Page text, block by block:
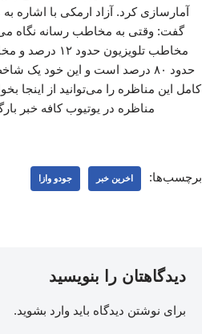
آمارسازی کرد. آزاد ارمکی با اشاره
گفت: وقتی به مخاطب رسانه نگاه
مخاطب تلویزیون
حدود ۸۰ درصد است و این خود
کامل این مناظره را می‌توانید از اینجا
مناظره در یوتیوب کافه خبر
برچسب‌ها: اخرین خبر جودو وازا
دیدگاهتان را بنویسید
برای نوشتن دیدگاه باید وارد بشوید.